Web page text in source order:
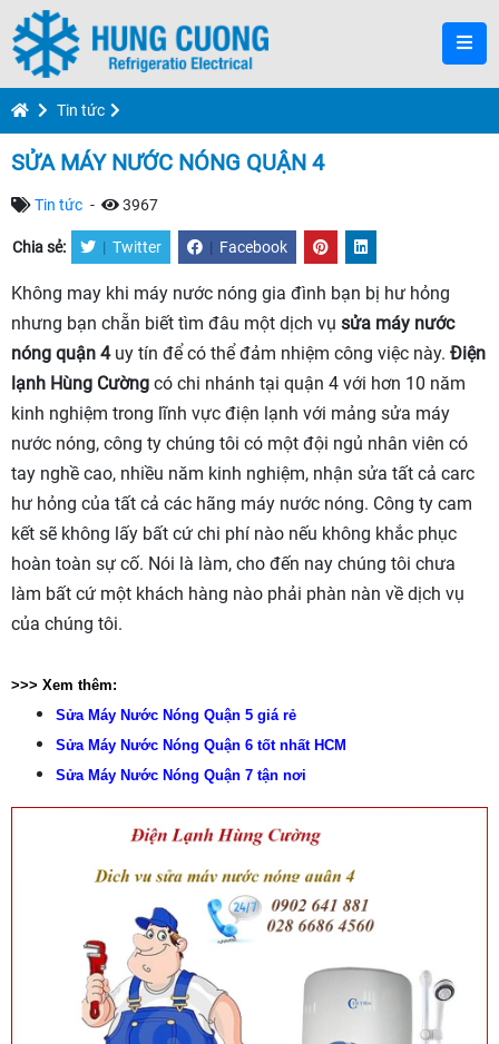
Tin tức
SỬA MÁY NƯỚC NÓNG QUẬN 4
Tin tức - 3967
Chia sẻ: | Twitter | Facebook
Không may khi máy nước nóng gia đình bạn bị hư hỏng
nhưng bạn chẵn biết tìm đâu một dịch vụ sửa máy nước
nóng quận 4uy tín để có thể đảm nhiệm công việc này. Điện
lạnh Hùng Cường có chi nhánh tại quận 4 với hơn 10 năm
kinh nghiệm trong lĩnh vực điện lạnh với mảng sửa máy
nước nóng, công ty chúng tôi có một đội ngủ nhân viên có
tay nghề cao, nhiều năm kinh nghiệm, nhận sửa tất cả carc
hư hỏng của tất cả các hãng máy nước nóng. Công ty cam
kết sẽ không lấy bất cứ chi phí nào nếu không khắc phục
hoàn toàn sự cố. Nói là làm, cho đến nay chúng tôi chưa
làm bất cứ một khách hàng nào phải phàn nàn về dịch vụ
của chúng tôi.
>>> Xem thêm:
Sửa Máy Nước Nóng Quận 5 giá rẻ
Sửa Máy Nước Nóng Quận 6 tốt nhất HCM
Sửa Máy Nước Nóng Quận 7 tận nơi